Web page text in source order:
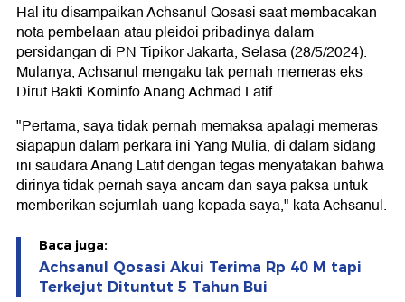
Hal itu disampaikan Achsanul Qosasi saat membacakan
nota pembelaan atau pleidoi pribadinya dalam
persidangan di PN Tipikor Jakarta, Selasa (28/5/2024).
Mulanya, Achsanul mengaku tak pernah memeras eks
Dirut Bakti Kominfo Anang Achmad Latif.
"Pertama, saya tidak pernah memaksa apalagi memeras
siapapun dalam perkara ini Yang Mulia, di dalam sidang
ini saudara Anang Latif dengan tegas menyatakan bahwa
dirinya tidak pernah saya ancam dan saya paksa untuk
memberikan sejumlah uang kepada saya," kata Achsanul.
Baca juga:
Achsanul Qosasi Akui Terima Rp 40 M tapi
Terkejut Dituntut 5 Tahun Bui